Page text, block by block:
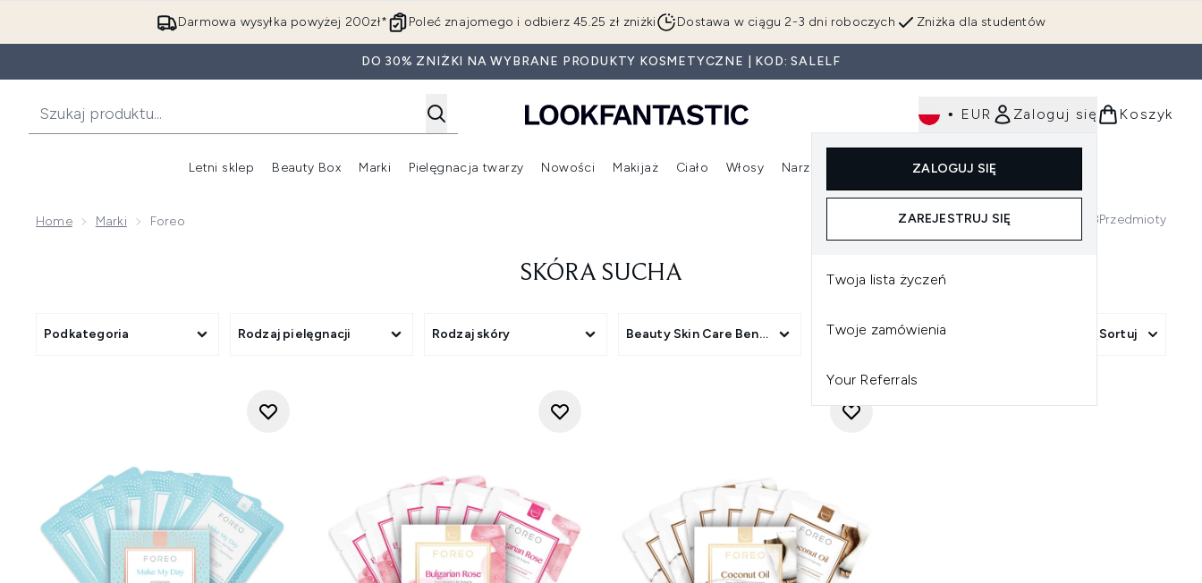
Przejdź do głównej treści
Darmowa wysyłka powyżej 200zł* Zniżka dla studentów
Poleć znajomego i odbierz 45.25 zł zniżki Dostawa w ciągu 2-3 dni roboczych
DO 30% ZNIŻKI NA WYBRANE PRODUKTY KOSMETYCZNE | KOD: SALELF
• EUR Zaloguj się
ZALOGUJ SIĘ
ZAREJESTRUJ SIĘ
Twoja lista życzeń
Twoje zamówienia
Your Referrals
Koszyk
Letni sklep Beauty Box
Wejdź do podmenu (Beauty Box)
Marki
Wejdź do podmenu (Marki)
Pielęgnacja twarzy
Wejdź do podmenu (Pielęgnacja twarzy)
Nowości
Wejdź do podmenu (Nowości)
Makijaż
Wejdź do podmenu (Makijaż)
Ciało Włosy
Wejdź do podmenu (Włosy)
Narzędzia
Wejdź do podmenu (Narzędzia)
Dla mężczyzn
Home Marki Foreo 3Przedmioty
SKÓRA SUCHA
Podkategoria Rodzaj pielęgnacji Rodzaj skóry Beauty Skin Care Benefit Sortuj